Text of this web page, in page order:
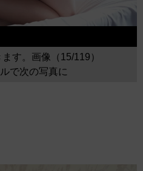
す。画像（15/119）
で次の写真に